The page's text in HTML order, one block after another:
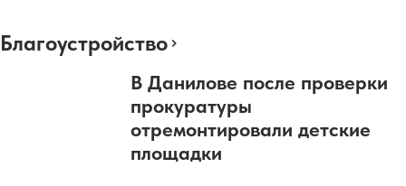
Благоустройство
В Данилове после проверки
прокуратуры
отремонтировали детские
площадки